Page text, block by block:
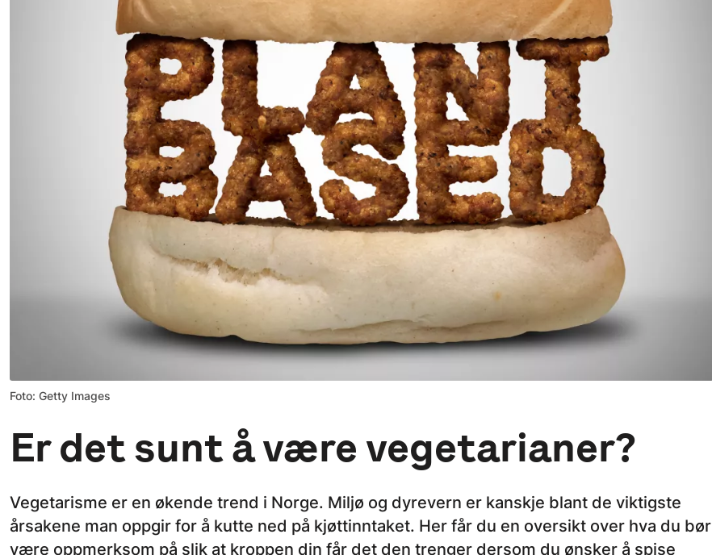
Foto: Getty Images
Er det sunt å være vegetarianer?
Vegetarisme er en økende trend i Norge. Miljø og dyrevern er kanskje blant de viktigste
årsakene man oppgir for å kutte ned på kjøttinntaket. Her får du en oversikt over hva du bør
være oppmerksom på slik at kroppen din får det den trenger dersom du ønsker å spise